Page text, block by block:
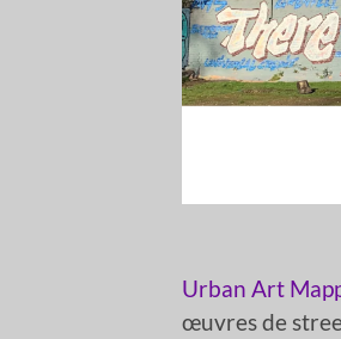
Urban Art
œuvres de